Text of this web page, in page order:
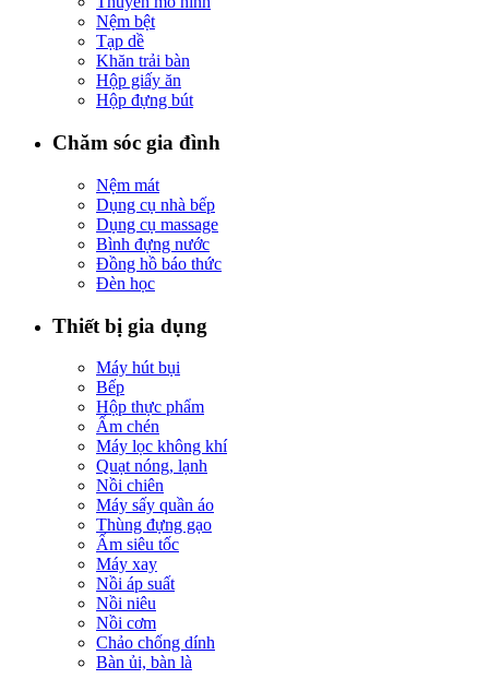
Nệm bệt
Tạp dề
Khăn trải bàn
Hộp giấy ăn
Hộp đựng bút
Chăm sóc gia đình
Nệm mát
Dụng cụ nhà bếp
Dụng cụ massage
Bình đựng nước
Đồng hồ báo thức
Đèn học
Thiết bị gia dụng
Máy hút bụi
Bếp
Hộp thực phẩm
Ấm chén
Máy lọc không khí
Quạt nóng, lạnh
Nồi chiên
Máy sấy quần áo
Thùng đựng gạo
Ấm siêu tốc
Máy xay
Nồi áp suất
Nồi niêu
Nồi cơm
Chảo chống dính
Bàn ủi, bàn là